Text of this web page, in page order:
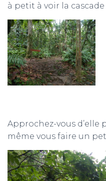
à petit à voir la cascade
Approchez-vous
même vous faire un